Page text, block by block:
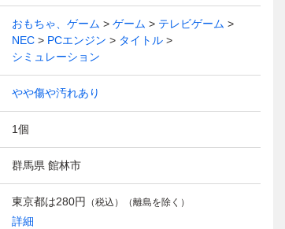
おもちゃ、ゲーム ゲーム
テレビゲーム
NEC
PCエンジン
タイトル
シミュレーション
やや傷や汚れあり
1個
群馬県 館林市
東京都は280円 （税込）（離島を除く）
詳細